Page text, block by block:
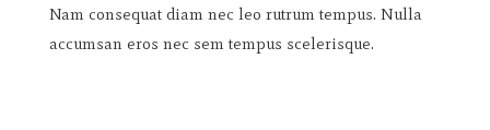
Nam consequat diam nec leo rutrum tempus. Nulla
accumsan eros nec sem tempus scelerisque.